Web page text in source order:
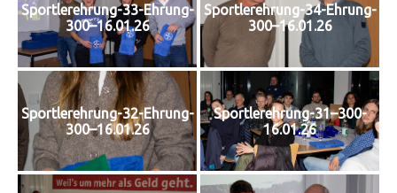
Sportlerehrung-33-Ehrung-
300–16.01.26
Sportlerehrung-34-Ehrung-
300–16.01.26
Sportlerehrung-32-Ehrung-
300–16.01.26
Sportlerehrung-31–300-
16.01.26